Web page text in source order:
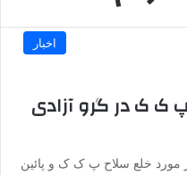
اخبار
پ ک ک در گرو آزادی
مورد خلع سلاح پ ک ک و پائین